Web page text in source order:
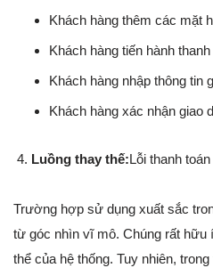
Khách hàng thêm các mặt
Khách hàng tiến hành
Khách hàng nhập thông tin
Khách hàng xác nhận giao
Luồng thay thế:Lỗi thanh toán
Trường hợp sử dụng xuất sắc
từ góc nhìn vĩ mô. Chúng rất hữu
thể của hệ thống. Tuy nhiên,